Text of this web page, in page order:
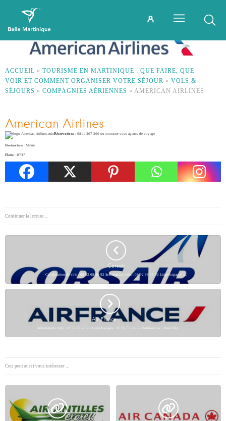
ACCUEIL » TOURISME EN MARTINIQUE : QUE FAIRE, QUE
VOIR ET COMMENT ORGANISER VOTRE SÉJOUR » VOLS &
SÉJOURS » COMPAGNIES AÉRIENNES » AMERICAN AIRLINES
American Airlines
Réservations : 0811 307 300 ou contacter votre agence de voyage
Destination : Miami
Flotte : B737
Continuer la lecture ...
Corsair
Confirmation de vols : 08 92 68 59 92 Informations vols : 08 92 68 59 92 Litige bagages :…
Air France
Informations vols : 08 92 68 29 72 Litige bagages : 05 96 55 34 72 Destinations : Paris Orly,…
Ceci peut aussi vous intéresser ...